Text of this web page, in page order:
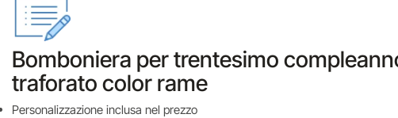
Bomboniera per trentesimo
traforato color rame
Personalizzazione inclusa nel prezzo